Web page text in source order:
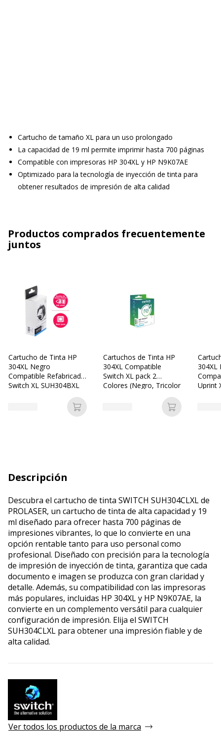
Cartucho de tamaño XL para un uso prolongado
La capacidad de 19 ml permite imprimir hasta 700 páginas
Compatible con impresoras HP 304XL y HP N9K07AE
Optimizado para la tecnología de inyección de tinta para
obtener resultados de impresión de alta calidad
Productos comprados frecuentemente
juntos
Cartucho de Tinta HP
304XL Negro
Compatible Refabricado
Switch XL SUH304BXL
Añadir a la cesta
Cartuchos de Tinta HP
304XL Compatible
Switch XL pack 2
Colores (Negro, Tricolor
Añadir a la
304XL
Uprint
Descripción
Descubra el cartucho de tinta SWITCH SUH304CLXL de
PROLASER, un cartucho de tinta de alta capacidad y 19
ml diseñado para ofrecer hasta 700 páginas de
impresiones vibrantes, lo que lo convierte en una
opción rentable tanto para uso personal como
profesional. Diseñado con precisión para la tecnología
de impresión de inyección de tinta, garantiza que cada
documento e imagen se produzca con gran claridad y
detalle. Además, su compatibilidad con las impresoras
más populares, incluidas HP 304XL y HP N9K07AE, la
convierte en un complemento versátil para cualquier
configuración de impresión. Elija el SWITCH
SUH304CLXL para obtener una impresión fiable y de
alta calidad.
Ver todos los productos de la marca